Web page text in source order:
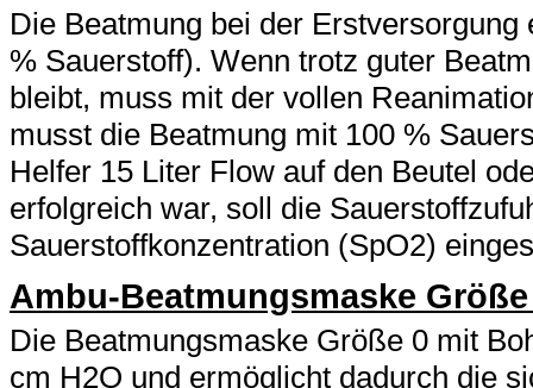
Die Beatmung bei der
% Sauerstoff). Wenn trotz guter
bleibt, muss mit der vollen
musst die Beatmung mit 100 %
Helfer 15 Liter Flow auf den Beutel
erfolgreich war, soll die
Sauerstoffkonzentration (SpO2)
Ambu-Beatmungsmaske
Die Beatmungsmaske Größe 0 mit
cm H2O und ermöglicht dadurch die